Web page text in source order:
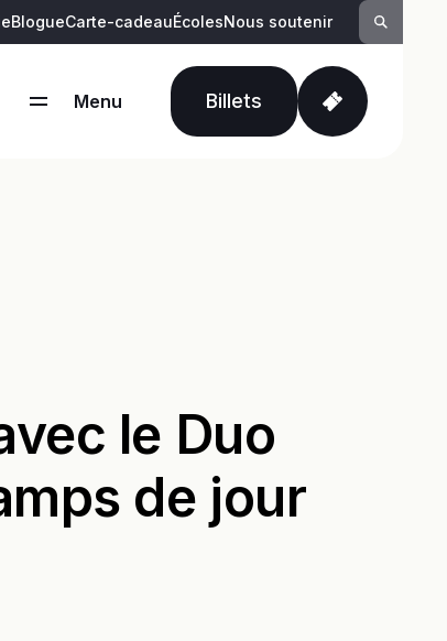
BlogueCarte-cadeauÉcolesNous soutenir
Menu
Billets
Suivez-nous :
le Duo
de jour